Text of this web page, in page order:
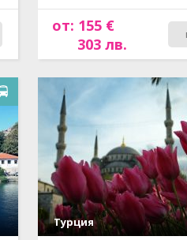
от: 155 €
303 лв.
Турция